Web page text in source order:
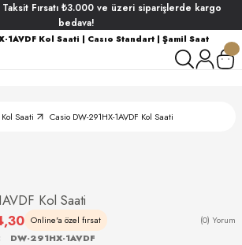
Fırsatı ₺3.000 ve üzeri siparişlerde kargo
bedava!
Saati Casio DW-291HX-1AVDF Kol Saati
Kol Saati
Online'a özel fırsat (0) Yorum
DW-291HX-1AVDF